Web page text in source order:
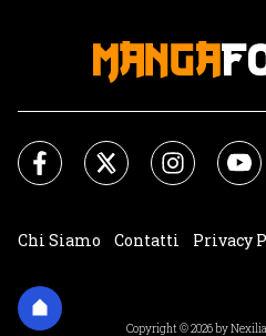
Chi Siamo Contatti Privacy
Copyright © 2026 by